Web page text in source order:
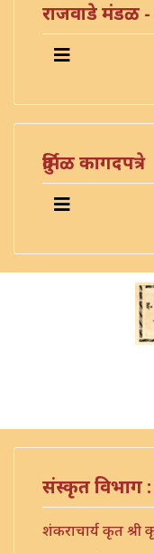
राजवाडे मंडळ
दुर्मिळ कागदपत्रे
संस्कृत विभाग :
शंकराचार्य कृत श्री